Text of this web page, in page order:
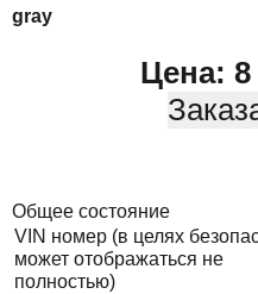
gray
Цена: 8
Общее состояние
VIN номер (в целях
может отображаться не
полностью)